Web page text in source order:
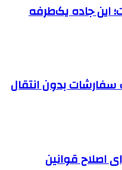
این جاده یک‌طرفه
سفارشات بدون انتقال
اصلاح قوانین